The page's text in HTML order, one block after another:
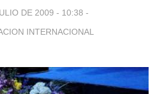
DE 2009 - 10:38 -
INTERNACIONAL